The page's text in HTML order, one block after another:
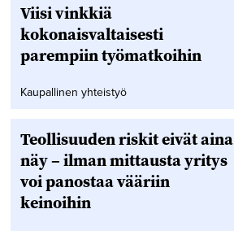
Viisi vinkkiä
kokonaisvaltaisesti
parempiin työmatkoihin
Kaupallinen yhteistyö
Teollisuuden riskit eivät aina
näy – ilman mittausta yritys
voi panostaa vääriin
keinoihin